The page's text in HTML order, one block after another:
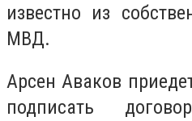
известно из
МВД.
Арсен Аваков
подписать